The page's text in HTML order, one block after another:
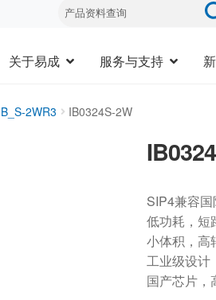
关于易成 服务与支持
2WR3 IB0324S-2W
SIP4兼容
低功耗，短
小体积，高
工业级设计
国产芯片，